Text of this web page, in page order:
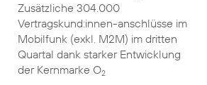
Zusätzliche 304.000
Vertragskund:innen-anschlüsse im
Mobilfunk (exkl. M2M) im dritten
Quartal dank starker Entwicklung
der Kernmarke O2